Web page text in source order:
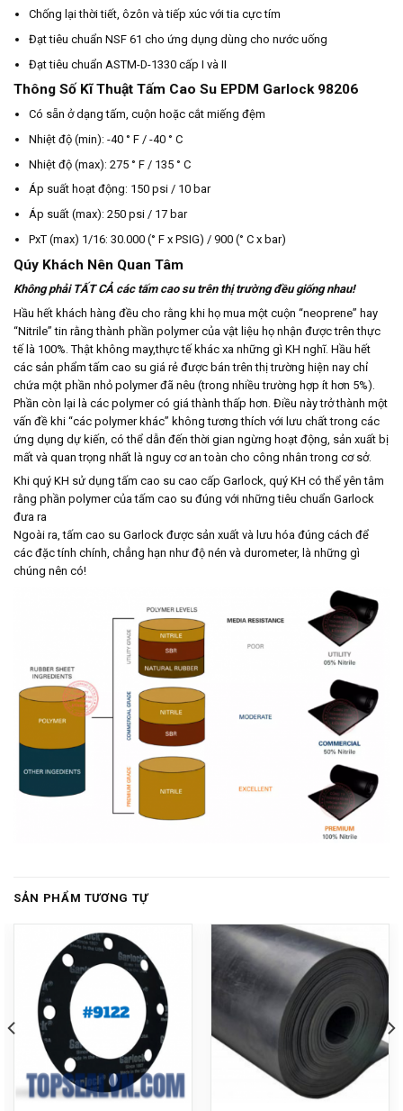
Chống lại thời tiết, ôzôn và tiếp xúc với tia cực tím
Đạt tiêu chuẩn NSF 61 cho ứng dụng dùng cho nước uống
Đạt tiêu chuẩn ASTM-D-1330 cấp I và II
Thông Số Kĩ Thuật Tấm Cao Su EPDM Garlock 98206
Có sẵn ở dạng tấm, cuộn hoặc cắt miếng đệm
Nhiệt độ (min): -40 ° F / -40 ° C
Nhiệt độ (max): 275 ° F / 135 ° C
Áp suất hoạt động: 150 psi / 10 bar
Áp suất (max): 250 psi / 17 bar
PxT (max) 1/16: 30.000 (° F x PSIG) / 900 (° C x bar)
Qúy Khách Nên Quan Tâm
Không phải TẤT CẢ các tấm cao su trên thị trường đều giống nhau!
Hầu hết khách hàng đều cho rằng khi họ mua một cuộn “neoprene” hay
“Nitrile” tin rằng thành phần polymer của vật liệu họ nhận được trên thực
tế là 100%. Thật không may,thực tế khác xa những gì KH nghĩ. Hầu hết
các sản phẩm tấm cao su giá rẻ được bán trên thị trường hiện nay chỉ
chứa một phần nhỏ polymer đã nêu (trong nhiều trường hợp ít hơn 5%).
Phần còn lại là các polymer có giá thành thấp hơn. Điều này trở thành một
vấn đề khi “các polymer khác” không tương thích với lưu chất trong các
ứng dụng dự kiến, có thể dẫn đến thời gian ngừng hoạt động, sản xuất bị
mất và quan trọng nhất là nguy cơ an toàn cho công nhân trong cơ sở.
Khi quý KH sử dụng tấm cao su cao cấp Garlock, quý KH có thể yên tâm
rằng phần polymer của tấm cao su đúng với những tiêu chuẩn Garlock
đưa ra
Ngoài ra, tấm cao su Garlock được sản xuất và lưu hóa đúng cách để
các đặc tính chính, chẳng hạn như độ nén và durometer, là những gì
chúng nên có!
SẢN PHẨM TƯƠNG TỰ